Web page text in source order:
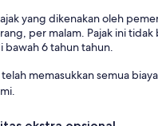
yang dikenakan oleh
per malam. Pajak ini
bawah 6 tahun tahun.
telah memasukkan semua